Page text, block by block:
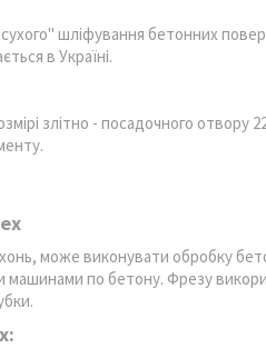
шліфування бетонних
в Україні.
злітно - посадочного отвору
може виконувати обробку
по бетону. Фрезу